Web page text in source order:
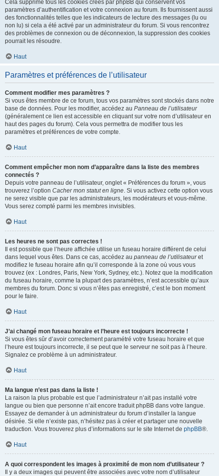
Cela supprime tous les cookies créés par phpBB qui conservent vos
paramètres d’authentification et votre connexion au forum. Ils fournissent aussi
des fonctionnalités telles que les indicateurs de lecture des messages (lu ou
non lu) si cela a été activé par un administrateur du forum. Si vous rencontrez
des problèmes de connexion ou de déconnexion, la suppression des cookies
pourrait les résoudre.
Haut
Paramètres et préférences de l’utilisateur
Comment modifier mes paramètres ?
Si vous êtes membre de ce forum, tous vos paramètres sont stockés dans notre
base de données. Pour les modifier, accédez au Panneau de l’utilisateur
(généralement ce lien est accessible en cliquant sur votre nom d’utilisateur en
haut des pages du forum). Cela vous permettra de modifier tous les
paramètres et préférences de votre compte.
Haut
Comment empêcher mon nom d’apparaître dans la liste des membres
connectés ?
Depuis votre panneau de l’utilisateur, onglet « Préférences du forum », vous
trouverez l’option Cacher mon statut en ligne. Si vous activez cette option vous
ne serez visible que par les administrateurs, les modérateurs et vous-même.
Vous serez compté parmi les membres invisibles.
Haut
Les heures ne sont pas correctes !
Il est possible que l’heure affichée utilise un fuseau horaire différent de celui
dans lequel vous êtes. Dans ce cas, accédez au panneau de l’utilisateuret
modifiez le fuseau horaire afin qu’il corresponde à la zone où vous vous
trouvez (ex : Londres, Paris, New York, Sydney, etc.). Notez que la modification
du fuseau horaire, comme la plupart des paramètres, n’est accessible qu’aux
membres du forum. Donc si vous n’êtes pas enregistré, c’est le bon moment
pour le faire.
Haut
J’ai changé mon fuseau horaire et l’heure est toujours incorrecte !
Si vous êtes sûr d’avoir correctement paramétré votre fuseau horaire et que
l’heure est toujours incorrecte, il se peut que le serveur ne soit pas à l’heure.
Signalez ce problème à un administrateur.
Haut
Ma langue n’est pas dans la liste !
La raison la plus probable est que l’administrateur n’ait pas installé votre
langue ou bien que personne n’ait encore traduit phpBB dans votre langue.
Essayez de demander à un administrateur du forum d’installer la langue
désirée. Si elle n’existe pas, n’hésitez pas à créer et partager une nouvelle
traduction. Vous trouverez plus d’informations sur le site Internet de phpBB®.
Haut
A quoi correspondent les images à proximité de mon nom d’utilisateur ?
Il y a deux images qui peuvent être associées avec votre nom d’utilisateur